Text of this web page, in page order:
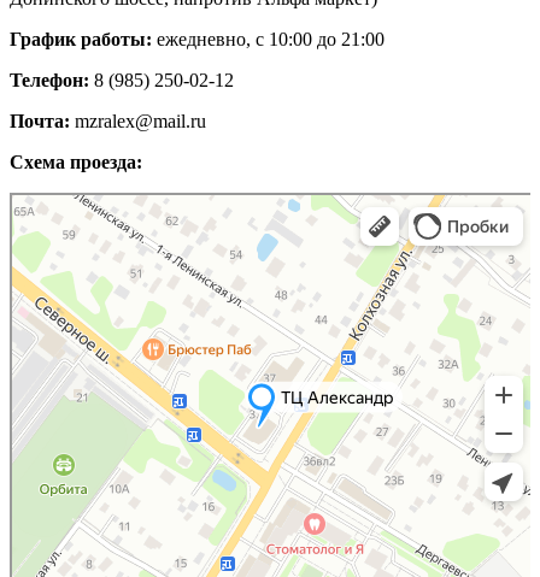
График работы: ежедневно, с 10:00 до 21:00
Телефон: 8 (985) 250-02-12
Почта: mzralex@mail.ru
Схема проезда:
Яндекс Карты
Яндекс Карты — транспорт, навигация, поиск мест